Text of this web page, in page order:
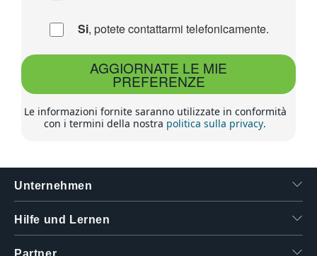
Si, potete contattarmi telefonicamente.
AGGIORNATE LE MIE
PREFERENZE
Le informazioni fornite saranno utilizzate in conformità
con i termini della nostra politica sulla privacy.
Unternehmen
Hilfe und Lernen
Partner